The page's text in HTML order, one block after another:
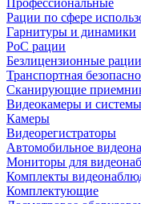
Профессиональные
Рации по сфере
Гарнитуры и динамики
PoC рации
Безлицензионные рации
Транспортная
Сканирующие
Видеокамеры и
Камеры
Видеорегистраторы
Автомобильное
Мониторы для
Комплекты
Комплектующие